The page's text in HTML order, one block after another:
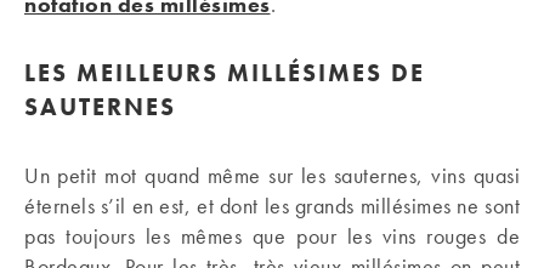
LES MEILLEURS MILLÉSIMES DE
SAUTERNES
Un petit mot quand même sur les sauternes, vins quasi
éternels s’il en est, et dont les grands millésimes ne sont
pas toujours les mêmes que pour les vins rouges de